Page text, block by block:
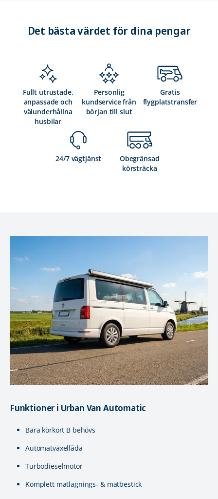
Det bästa värdet för dina pengar
Fullt utrustade,
anpassade och
välunderhållna
husbilar
Personlig
kundservice från
början till slut
Gratis
flygplatstransfer
24/7 vägtjänst
Obegränsad
körsträcka
Funktioner i Urban Van Automatic
Bara körkort B behövs
Automatväxellåda
Turbodieselmotor
Komplett matlagnings- & matbestick